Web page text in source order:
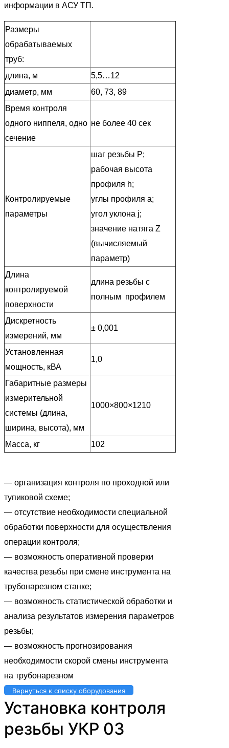
информации в АСУ ТП.
Размеры
обрабатываемых
труб:
длина, м
5,5…12
диаметр, мм
60, 73, 89
Время контроля
одного ниппеля, одно
сечение
не более 40 сек
Контролируемые
параметры
шаг резьбы Р;
рабочая высота
профиля h;
углы профиля a;
угол уклона j;
значение натяга Z
(вычисляемый
параметр)
Длина
контролируемой
поверхности
длина резьбы с
полным профилем
Дискретность
измерений, мм
± 0,001
Установленная
мощность, кВА
1,0
Габаритные размеры
измерительной
системы (длина,
ширина, высота), мм
1000×800×1210
Масса, кг 102
— организация контроля по проходной или
тупиковой схеме;
— отсутствие необходимости специальной
обработки поверхности для осуществления
операции контроля;
— возможность оперативной проверки
качества резьбы при смене инструмента на
трубонарезном станке;
— возможность статистической обработки и
анализа результатов измерения параметров
резьбы;
— возможность прогнозирования
необходимости скорой смены инструмента
на трубонарезном
Вернуться к списку оборудования
Установка контроля
резьбы УКР 03